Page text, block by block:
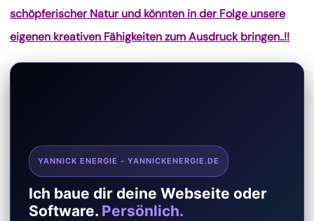
schöpferischer Natur und könnten in der Folge unsere
eigenen kreativen Fähigkeiten zum Ausdruck bringen..!!
YANNICK ENERGIE - YANNICKENERGIE.DE
Ich baue dir deine Webseite oder
Software. Persönlich.